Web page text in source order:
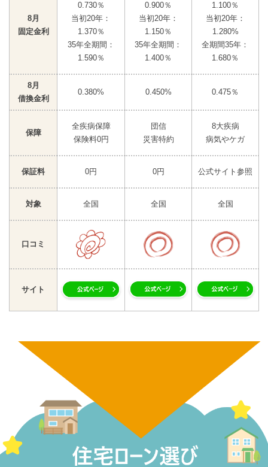
8月
固定金利
0.730％
当初20年：
1.370％
35年全期間：
1.590％
0.900％
当初20年：
1.150％
35年全期間：
1.400％
1.100％
当初20年：
1.280%
全期間35年：
1.680％
8月
借換金利
0.380% 0.450% 0.475％
保障
全疾病保障
保険料0円
団信
災害特約
8大疾病
病気やケガ
保証料 0円 0円 公式サイト参照
対象 全国 全国 全国
口コミ
サイト